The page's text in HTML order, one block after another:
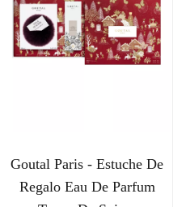
Goutal Paris - Estuche De
Regalo Eau De Parfum